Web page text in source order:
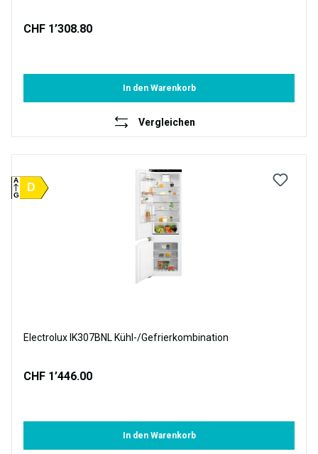
CHF 1’308.80
In den Warenkorb
Vergleichen
D
A
G
Electrolux IK307BNL Kühl-/Gefrierkombination
CHF 1’446.00
In den Warenkorb